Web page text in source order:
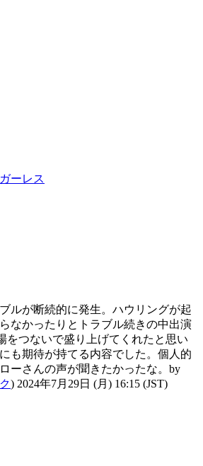
ーレス
ルが断続的に発生。ハウリングが起
なかったりとトラブル続きの中出演
をつないで盛り上げてくれたと思い
も期待が持てる内容でした。個人的
ーさんの声が聞きたかったな。by
) 2024年7月29日 (月) 16:15 (JST)